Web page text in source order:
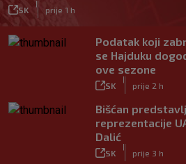
SK prije 1 h
Podatak koji
se Hajduku
ove sezone
SK prije 2 h
Bišćan
reprezentacije
Dalić
SK prije 3 h